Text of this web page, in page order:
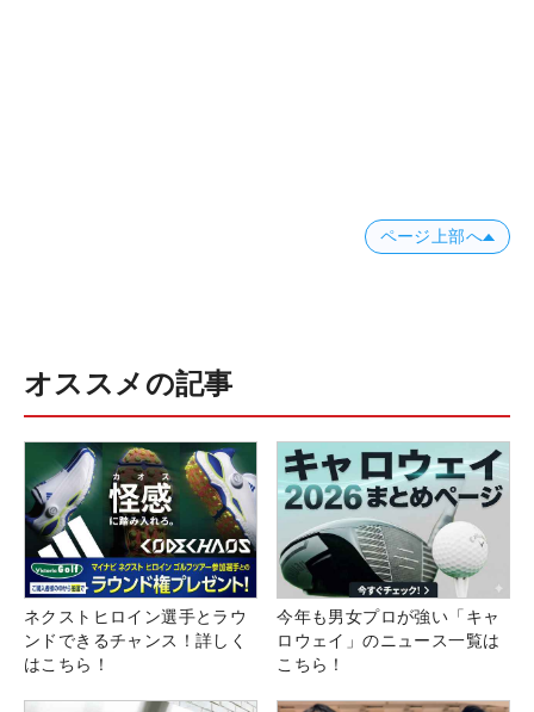
目指すは“世界最高峰ツアー”。そこに向けて全力を注ぐ。 （撮影：鈴木
祥）
◇
下部ツアーのフル出場権を持って臨んだ昨シーズン
ページ上部へ
オススメの記事
ネクストヒロイン選手とラウ
ンドできるチャンス！詳しく
はこちら！
今年も男女プロが強い「キャ
ロウェイ」のニュース一覧は
こちら！